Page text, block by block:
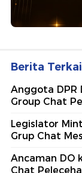
Berita
Anggota DPR
Group Chat
Legislator
Grup Chat
Ancaman DO
Chat